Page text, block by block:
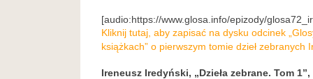
[audio:https://www.glosa.info/epizody/
Kliknij tutaj, aby zapisać na dysku odcinek
książkach” o pierwszym tomie dzieł zebranych
Ireneusz Iredyński, „Dzieła zebrane. Tom 1”,